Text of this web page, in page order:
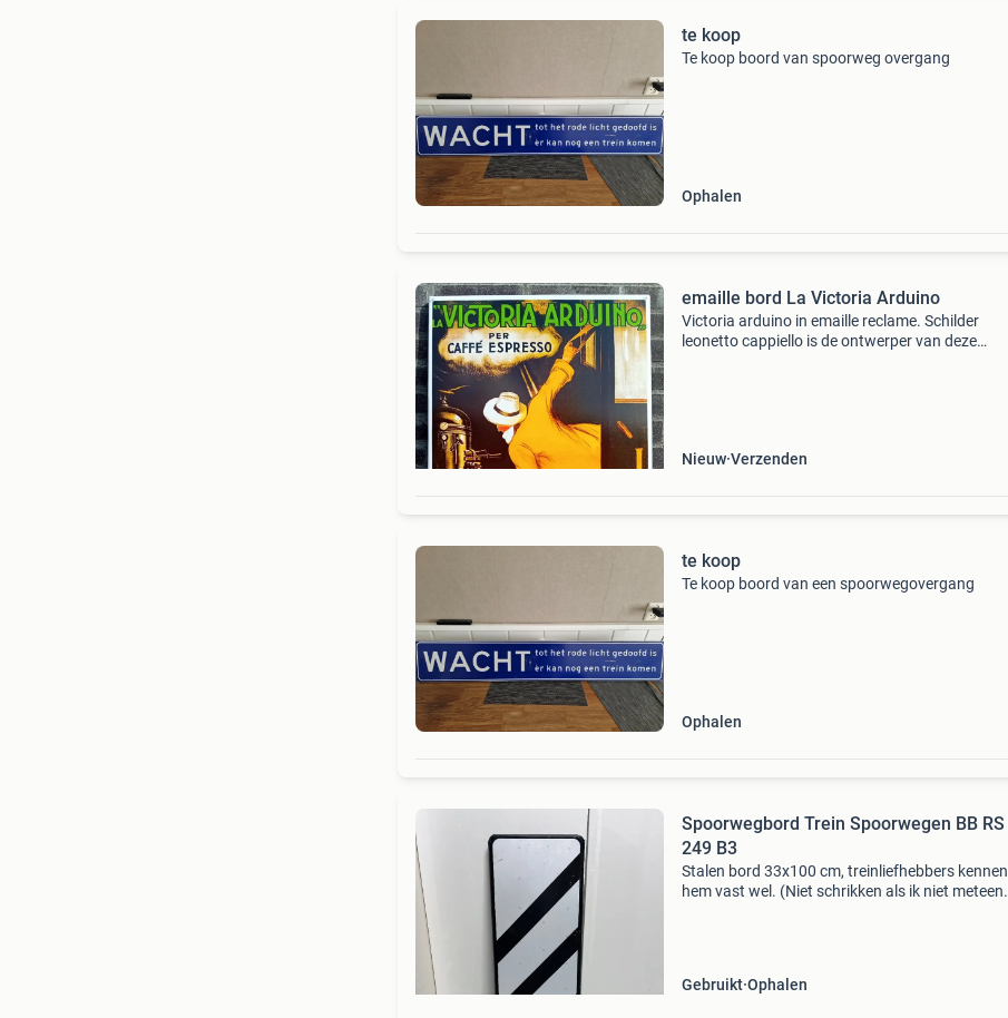
te koop
Te koop boord van spoorweg overgang
Ophalen
emaille bord La Victoria Arduino
Victoria arduino in emaille reclame. Schilder
leonetto cappiello is de ontwerper van deze
Nieuw Verzenden
te koop
Te koop boord van een spoorwegovergang
Ophalen
Spoorwegbord Trein Spoorwegen BB RS
249 B3
Stalen bord 33x100 cm, treinliefhebbers kennen
hem vast wel. (Niet schrikken als ik niet meteen
Gebruikt Ophalen